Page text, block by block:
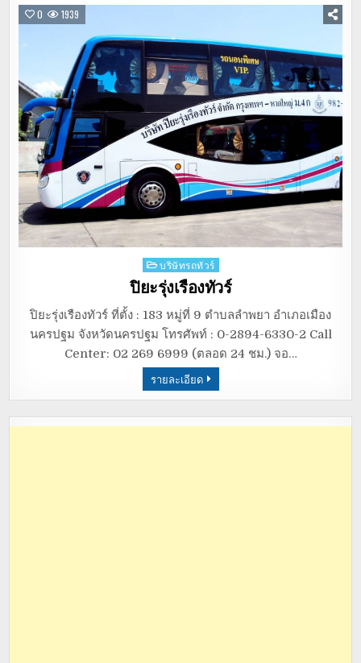
0 1939
Posted
in
บริษัทรถทัวร์
ปิยะรุ่งเรืองทัวร์
ปิยะรุ่งเรืองทัวร์ ที่ตั้ง : 183 หมู่ที่ 9 ตำบลลำพยา อำเภอเมือง
นครปฐม จังหวัดนครปฐม โทรศัพท์ : 0-2894-6330-2 Call
Center: 02 269 6999 (ตลอด 24 ชม.) จอ…
รายละเอียด